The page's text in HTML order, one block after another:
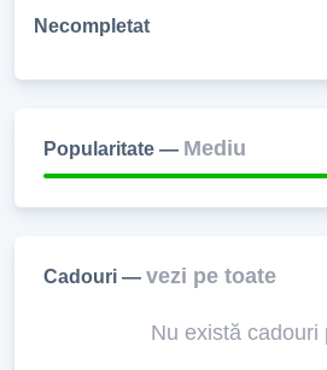
Necompletat
Popularitate — Mediu
Cadouri — vezi pe toate
Nu există cadouri